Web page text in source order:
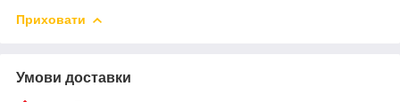
Приховати
Умови доставки